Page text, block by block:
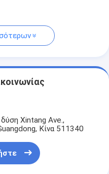
Xintang Ave.,
Κίνα 511340